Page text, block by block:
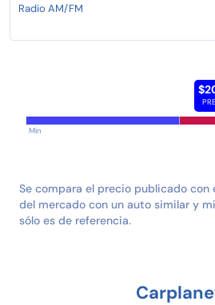
Radio AM/FM
Min
Se compara el precio publicado
del mercado con un auto similar y
sólo es de referencia.